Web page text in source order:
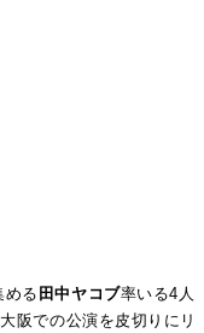
める 田中ヤコブ率いる4人
阪での公演を皮切りにリ